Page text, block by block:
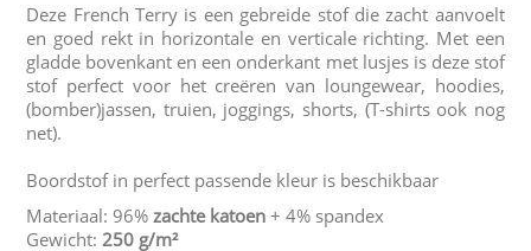
Deze French Terry is een gebreide stof die zacht aanvoelt
en goed rekt in horizontale en verticale richting. Met een
gladde bovenkant en een onderkant met lusjes is deze stof
stof perfect voor het creëren van loungewear, hoodies,
(bomber)jassen, truien, joggings, shorts, (T-shirts ook nog
net).
Boordstof in perfect passende kleur is beschikbaar
Materiaal: 96%zachte katoen + 4% spandex
Gewicht: 250 g/m²